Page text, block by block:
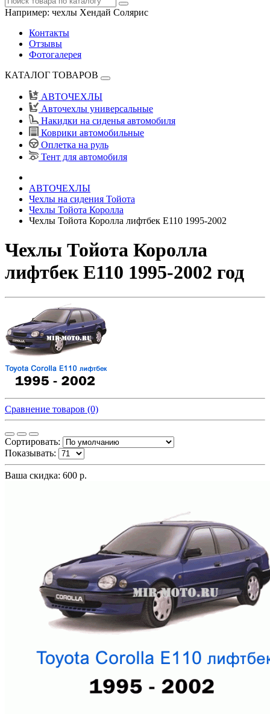
Например: чехлы Хендай Солярис
Контакты
Отзывы
Фотогалерея
КАТАЛОГ ТОВАРОВ
АВТОЧЕХЛЫ
Авточехлы универсальные
Накидки на сиденья автомобиля
Коврики автомобильные
Оплетка на руль
Тент для автомобиля
АВТОЧЕХЛЫ
Чехлы на сидения Тойота
Чехлы Тойота Королла
Чехлы Тойота Королла лифтбек Е110 1995-2002
Чехлы Тойота Королла
лифтбек Е110 1995-2002 год
Сравнение товаров (0)
Сортировать:
Показывать:
Ваша скидка: 600 р.